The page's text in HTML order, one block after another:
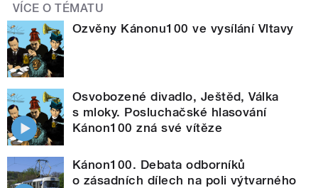
VÍCE O TÉMATU
Ozvěny Kánonu100 ve vysílání Vltavy
Osvobozené divadlo, Ještěd, Válka
s mloky. Posluchačské hlasování
Kánon100 zná své vítěze
Kánon100. Debata odborníků
o zásadních dílech na poli výtvarného